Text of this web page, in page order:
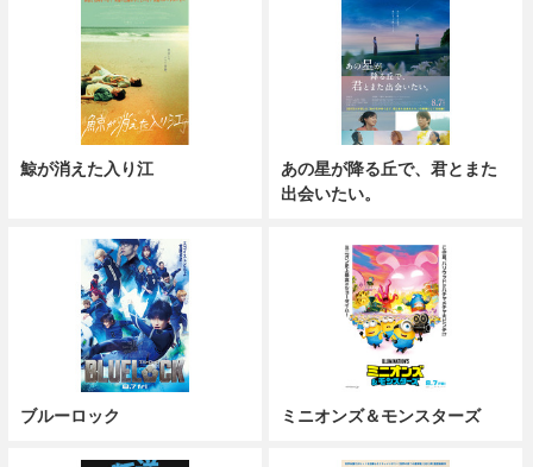
鯨が消えた入り江
あの星が降る丘で、君とまた
出会いたい。
ブルーロック ミニオンズ＆モンスターズ